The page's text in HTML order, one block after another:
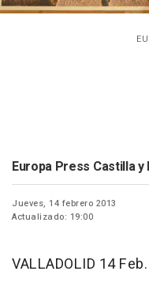
Europa Press Castilla y
Jueves, 14 febrero 2013
Actualizado: 19:00
VALLADOLID 14